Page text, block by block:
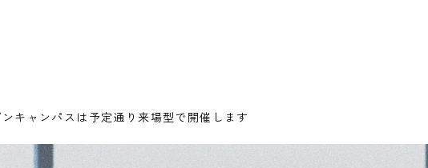
キャンパスは予定通り来場型で開催します